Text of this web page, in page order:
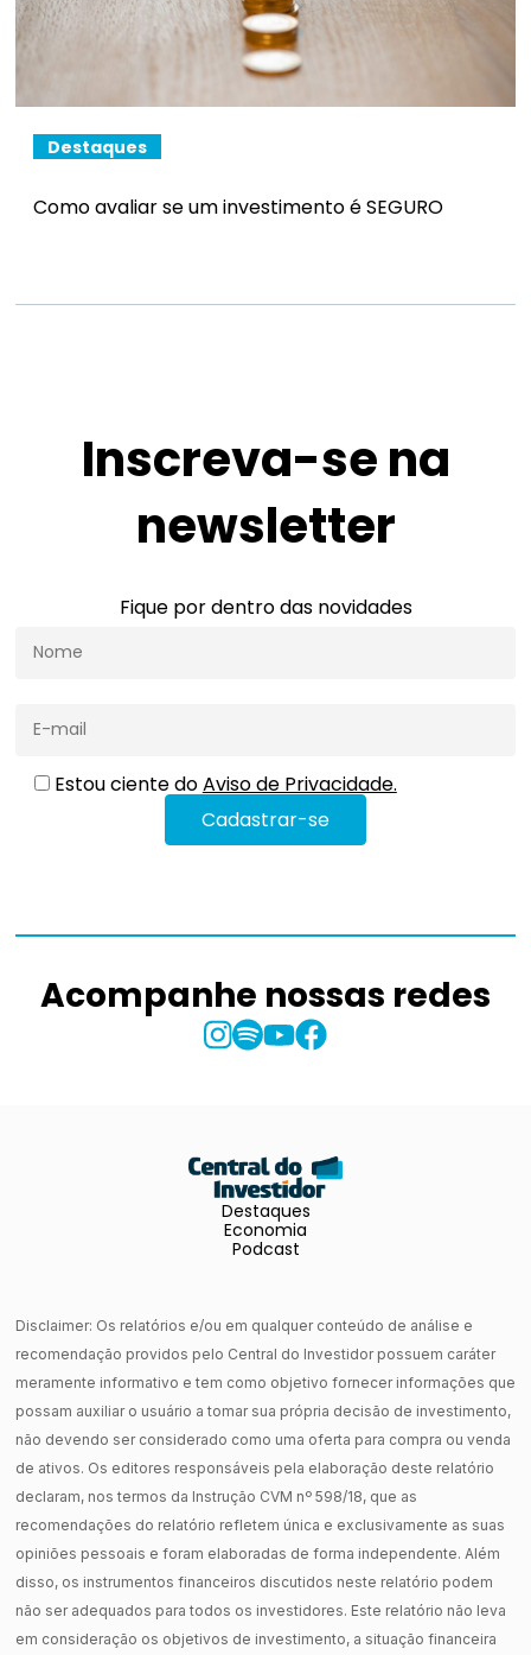
Destaques
Como avaliar se um investimento é SEGURO
Inscreva-se na
newsletter
Fique por dentro das novidades
Estou ciente doAviso de Privacidade.
Acompanhe nossas redes
Destaques
Economia
Podcast
Disclaimer: Os relatórios e/ou em qualquer conteúdo de análise e
recomendação providos pelo Central do Investidor possuem caráter
meramente informativo e tem como objetivo fornecer informações que
possam auxiliar o usuário a tomar sua própria decisão de investimento,
não devendo ser considerado como uma oferta para compra ou venda
de ativos. Os editores responsáveis pela elaboração deste relatório
declaram, nos termos da Instrução CVM nº 598/18, que as
recomendações do relatório refletem única e exclusivamente as suas
opiniões pessoais e foram elaboradas de forma independente. Além
disso, os instrumentos financeiros discutidos neste relatório podem
não ser adequados para todos os investidores. Este relatório não leva
em consideração os objetivos de investimento, a situação financeira